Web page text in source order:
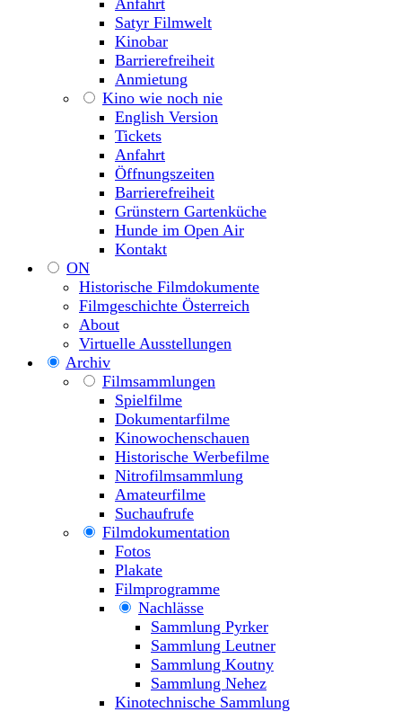
Anfahrt
Satyr Filmwelt
Kinobar
Barrierefreiheit
Anmietung
Kino wie noch nie
English Version
Tickets
Anfahrt
Öffnungszeiten
Barrierefreiheit
Grünstern Gartenküche
Hunde im Open Air
Kontakt
ON
Historische Filmdokumente
Filmgeschichte Österreich
About
Virtuelle Ausstellungen
Archiv
Filmsammlungen
Spielfilme
Dokumentarfilme
Kinowochenschauen
Historische Werbefilme
Nitrofilmsammlung
Amateurfilme
Suchaufrufe
Filmdokumentation
Fotos
Plakate
Filmprogramme
Nachlässe
Sammlung Pyrker
Sammlung Leutner
Sammlung Koutny
Sammlung Nehez
Kinotechnische Sammlung